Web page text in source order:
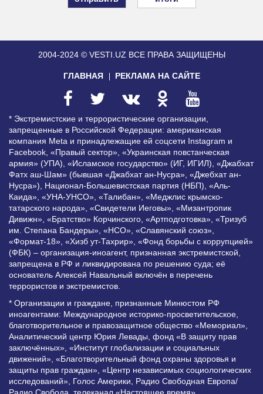
2004-2024 © VESTI.UZ ВСЕ ПРАВА ЗАЩИЩЕНЫ
ГЛАВНАЯ РЕКЛАМА НА САЙТЕ
* Экстремистские и террористические организации,
запрещенные в Российской Федерации: американская
компания Meta и принадлежащие ей соцсети Instagram и
Facebook, «Правый сектор», «Украинская повстанческая
армия» (УПА), «Исламское государство» (ИГ, ИГИЛ), «Джабхат
Фатх аш-Шам» (бывшая «Джабхат ан-Нусра», «Джебхат ан-
Нусра»), Национал-Большевистская партия (НБП), «Аль-
Каида», «УНА-УНСО», «Талибан», «Меджлис крымско-
татарского народа», «Свидетели Иеговы», «Мизантропик
Дивижн», «Братство» Корчинского, «Артподготовка», «Тризуб
им. Степана Бандеры», «НСО», «Славянский союз»,
«Формат-18», «Хизб ут-Тахрир», «Фонд борьбы с коррупцией»
(ФБК) – организация-иноагент, признанная экстремистской,
запрещена в РФ и ликвидирована по решению суда; её
основатель Алексей Навальный включён в перечень
террористов и экстремистов.
* Организации и граждане, признанные Минюстом РФ
иноагентами: Международное историко-просветительское,
благотворительное и правозащитное общество «Мемориал»,
Аналитический центр Юрия Левады, фонд «В защиту прав
заключённых», «Институт глобализации и социальных
движений», «Благотворительный фонд охраны здоровья и
защиты прав граждан», «Центр независимых социологических
исследований», Голос Америки, Радио Свободная Европа/
Радио Свобода, телеканал «Настоящее время»,